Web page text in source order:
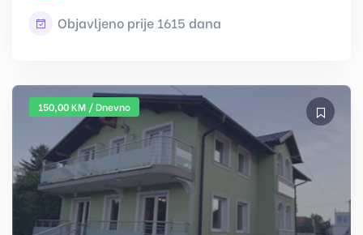
Objavljeno prije 1615 dana
150,00 KM / Dnevno